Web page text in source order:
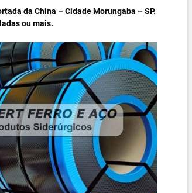
da China – Cidade Morungaba – SP.
ou mais.